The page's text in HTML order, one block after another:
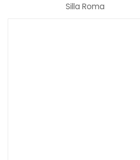
Silla Roma